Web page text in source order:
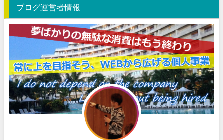
ブログ運営者情報